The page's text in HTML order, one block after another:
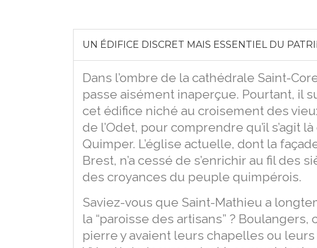
UN ÉDIFICE DISCRET MAIS ESSENTIEL DU
Dans l’ombre de la cathédrale Saint-
passe aisément inaperçue. Pourtant, il
cet édifice niché au croisement des
de l’Odet, pour comprendre qu’il s’agit
Quimper. L’église actuelle, dont la
Brest, n’a cessé de s’enrichir au fil des
des croyances du peuple quimpérois.
Saviez-vous que Saint-Mathieu a
la “paroisse des artisans” ?
pierre y avaient leurs chapelles ou